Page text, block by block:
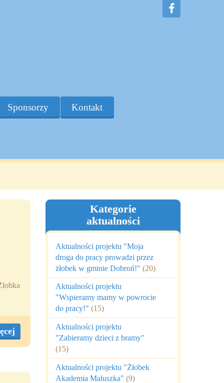
Sponsorzy Kontakt
Kategorie
aktualności
Aktualności projektu "Moja
droga do pracy prowadzi przez
żłobek w gminie Dobroń!" (20)
Aktualności projektu
"Wspieramy mamy w powrocie
do pracy!" (15)
Aktualności projektu
"Zabieramy dzieci z bramy"
(15)
Aktualności projektu "Żłobek
Akademia Maluszka" (9)